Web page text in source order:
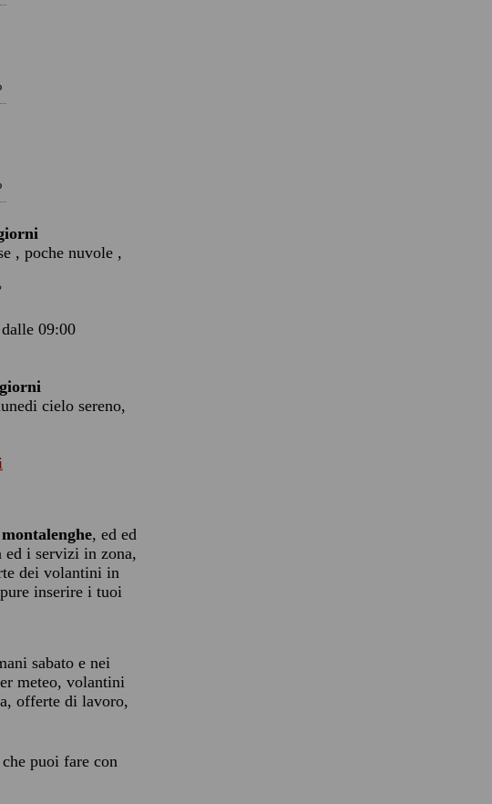
, poche nuvole ,
09:00
cielo sereno,
, ed ed
ed i servizi in zona,
dei volantini in
inserire i tuoi
sabato e nei
meteo, volantini
offerte di lavoro,
puoi fare con